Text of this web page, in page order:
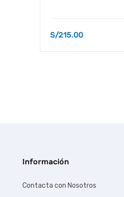
S/215.00
Información
Contacta con Nosotros